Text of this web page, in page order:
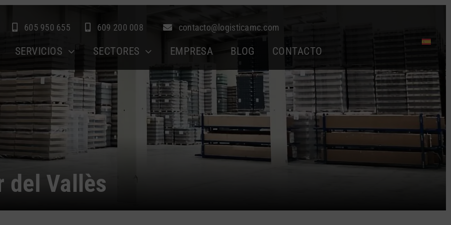
605 950 655 609 200 008 contacto@logisticamc.com
SERVICIOS SECTORES EMPRESA BLOG CONTACTO
del Vallès